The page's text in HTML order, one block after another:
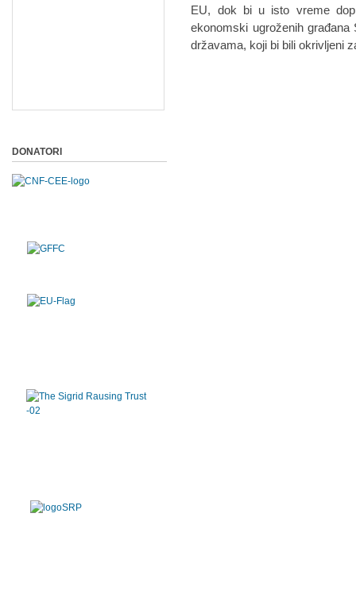
EU, dok bi u isto vreme
ekonomski ugroženih
državama, koji bi bili okrivljeni
DONATORI